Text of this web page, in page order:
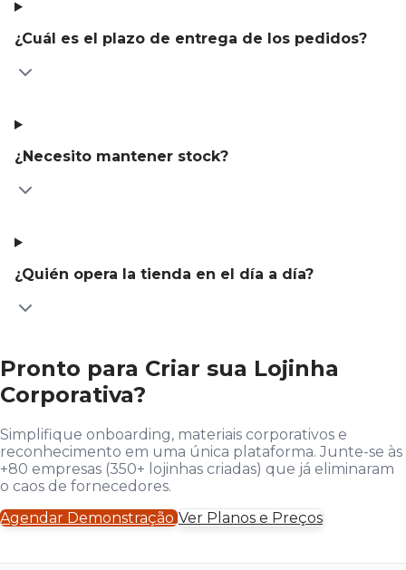
¿Cuál es el plazo de entrega de los pedidos?
¿Necesito mantener stock?
¿Quién opera la tienda en el día a día?
Pronto para Criar sua Lojinha
Corporativa?
Simplifique onboarding, materiais corporativos e
reconhecimento em uma única plataforma. Junte-se às
+80 empresas (350+ lojinhas criadas) que já eliminaram
o caos de fornecedores.
Agendar DemonstraçãoVer Planos e Preços